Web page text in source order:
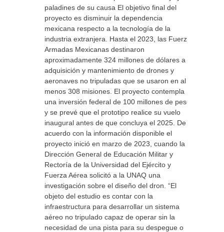
paladines de su causa El objetivo final del
proyecto es disminuir la dependencia
mexicana respecto a la tecnología de la
industria extranjera. Hasta el 2023, las Fuerzas
Armadas Mexicanas destinaron
aproximadamente 324 millones de dólares a la
adquisición y mantenimiento de drones y
aeronaves no tripuladas que se usaron en al
menos 308 misiones. El proyecto contempla
una inversión federal de 100 millones de pesos
y se prevé que el prototipo realice su vuelo
inaugural antes de que concluya el 2025. De
acuerdo con la información disponible el
proyecto inició en marzo de 2023, cuando la
Dirección General de Educación Militar y
Rectoría de la Universidad del Ejército y
Fuerza Aérea solicitó a la UNAQ una
investigación sobre el diseño del dron. “El
objeto del estudio es contar con la
infraestructura para desarrollar un sistema
aéreo no tripulado capaz de operar sin la
necesidad de una pista para su despegue o